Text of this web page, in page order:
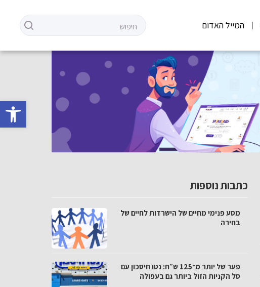
פתח
המייל האדום
כתבות נוספות
מסע פנימי מחיים של הישרדות לחיים של
בחירה
פער של יותר מ־125 ש״ח: נטו חיסכון עם
סל הקניות הזול ביותר גם בעפולה